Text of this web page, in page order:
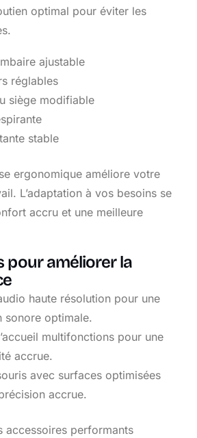
optimal pour éviter les
ajustable
réglables
siège modifiable
stable
ergonomique améliore votre
L’adaptation à vos besoins se
accru et une meilleure
pour améliorer la
haute résolution pour une
sonore optimale.
multifonctions pour une
accrue.
avec surfaces optimisées
accrue.
accessoires performants